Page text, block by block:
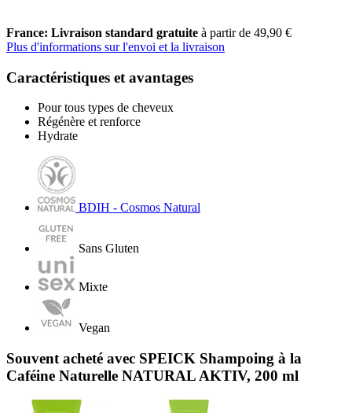
France: Livraison standard gratuite à partir de 49,90 €
Plus d'informations sur l'envoi et la livraison
Caractéristiques et avantages
Pour tous types de cheveux
Régénère et renforce
Hydrate
BDIH - Cosmos Natural
Sans Gluten
Mixte
Vegan
Souvent acheté avec SPEICK Shampoing à la
Caféine Naturelle NATURAL AKTIV, 200 ml